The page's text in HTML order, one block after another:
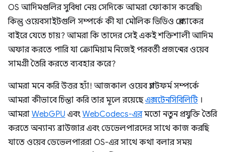
OS আদিমগুলির সুবিধা নেয় সেদিকে আমরা ফোকাস করেছি৷
কিন্তু ওয়েবসাইটগুলি সম্পর্কে কী যা মৌলিক ভিডিও প্লেব্যাকের
বাইরে যেতে চায়? আমরা কি তাদের সেই একই শক্তিশালী আদিম
অফার করতে পারি যা ক্রোমিয়াম নিজেই পরবর্তী প্রজন্মের ওয়েব
সামগ্রী তৈরি করতে ব্যবহার করে?
আমরা মনে করি উত্তর হ্যাঁ! আজকাল ওয়েব প্ল্যাটফর্ম সম্পর্কে
আমরা কীভাবে চিন্তা করি তার মূলে রয়েছেএক্সটেনসিবিলিটি।
আমরা WebGPU এবং WebCodecs-এরমতো নতুন প্রযুক্তি তৈরি
করতে অন্যান্য ব্রাউজার এবং ডেভেলপারদের সাথে কাজ করছি
যাতে ওয়েব ডেভেলপাররা OS-এর সাথে কথা বলার সময়